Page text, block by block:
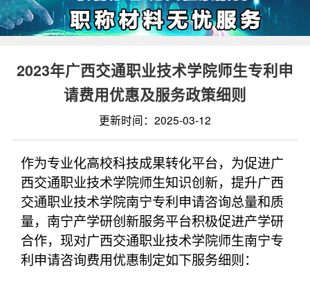
2023年广西交通职业技术学院师生专利申
请费用优惠及服务政策细则
更新时间：2025-03-12
作为专业化高校科技成果转化平台，为促进广
西交通职业技术学院师生知识创新，提升广西
交通职业技术学院南宁专利申请咨询总量和质
量，南宁产学研创新服务平台积极促进产学研
合作，现对广西交通职业技术学院师生南宁专
利申请咨询费用优惠制定如下服务细则：